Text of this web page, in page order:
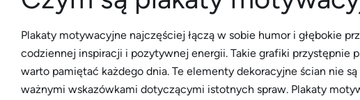
Plakaty motywacyjne najczęściej łączą w sobie humor i głębokie
codziennej inspiracji i pozytywnej energii. Takie grafiki przystępnie
warto pamiętać każdego dnia. Te elementy dekoracyjne ścian nie
ważnymi wskazówkami dotyczącymi istotnych spraw. Plakaty